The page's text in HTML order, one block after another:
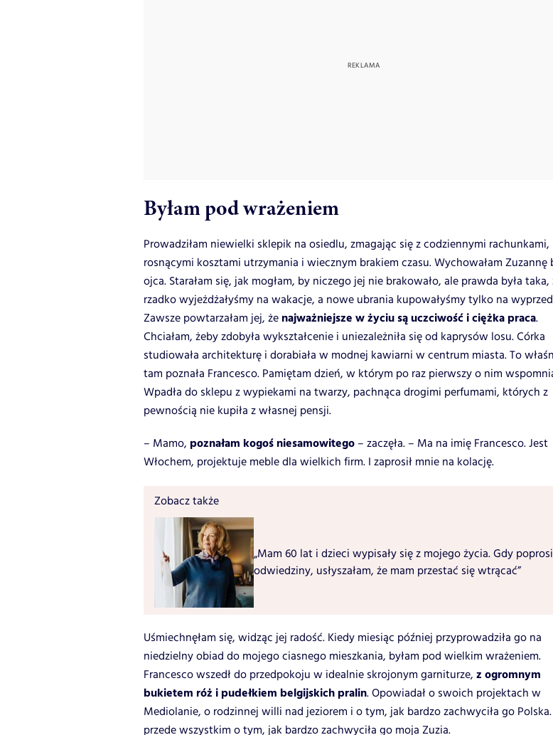
Byłam pod wrażeniem
Prowadziłam niewielki sklepik na osiedlu, zmagając się z codziennymi rachunkami,
rosnącymi kosztami utrzymania i wiecznym brakiem czasu. Wychowałam Zuzannę
ojca. Starałam się, jak mogłam, by niczego jej nie brakowało, ale prawda była taka,
rzadko wyjeżdżałyśmy na wakacje, a nowe ubrania kupowałyśmy tylko na
Zawsze powtarzałam jej, że najważniejsze w życiu są uczciwość i ciężka praca.
Chciałam, żeby zdobyła wykształcenie i uniezależniła się od kaprysów losu. Córka
studiowała architekturę i dorabiała w modnej kawiarni w centrum miasta. To
tam poznała Francesco. Pamiętam dzień, w którym po raz pierwszy o nim
Wpadła do sklepu z wypiekami na twarzy, pachnąca drogimi perfumami, których z
pewnością nie kupiła z własnej pensji.
– Mamo, poznałam kogoś niesamowitego – zaczęła. – Ma na imię Francesco. Jest
Włochem, projektuje meble dla wielkich firm. I zaprosił mnie na kolację.
Zobacz także
„Mam 60 lat i dzieci wypisały się z mojego życia. Gdy
odwiedziny, usłyszałam, że mam przestać się wtrącać”
Uśmiechnęłam się, widząc jej radość. Kiedy miesiąc później przyprowadziła go na
niedzielny obiad do mojego ciasnego mieszkania, byłam pod wielkim wrażeniem.
Francesco wszedł do przedpokoju w idealnie skrojonym garniturze, z ogromnym
bukietem róż i pudełkiem belgijskich pralin. Opowiadał o swoich projektach w
Mediolanie, o rodzinnej willi nad jeziorem i o tym, jak bardzo zachwyciła go
przede wszystkim o tym, jak bardzo zachwyciła go moja Zuzia.